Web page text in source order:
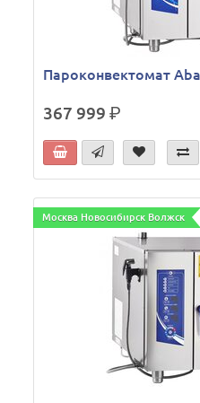
Пароконвектомат
367 999р.
Москва Новосибирск Волжск